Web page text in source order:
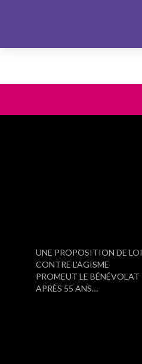
UNE PROPOSITION DE LOI
CONTRE L’AGISME
PROMEUT LE BÉNÉVOLAT
APRÈS 55 ANS…